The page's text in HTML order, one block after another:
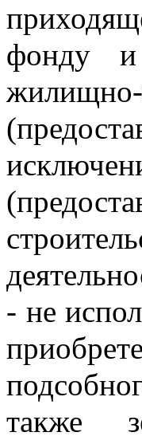
фонду и
жилищно-
- не
также